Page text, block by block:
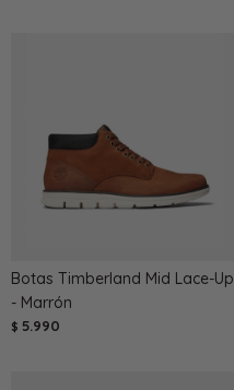
Botas Timberland Mid Lace-Up
- Marrón
$ 5.990